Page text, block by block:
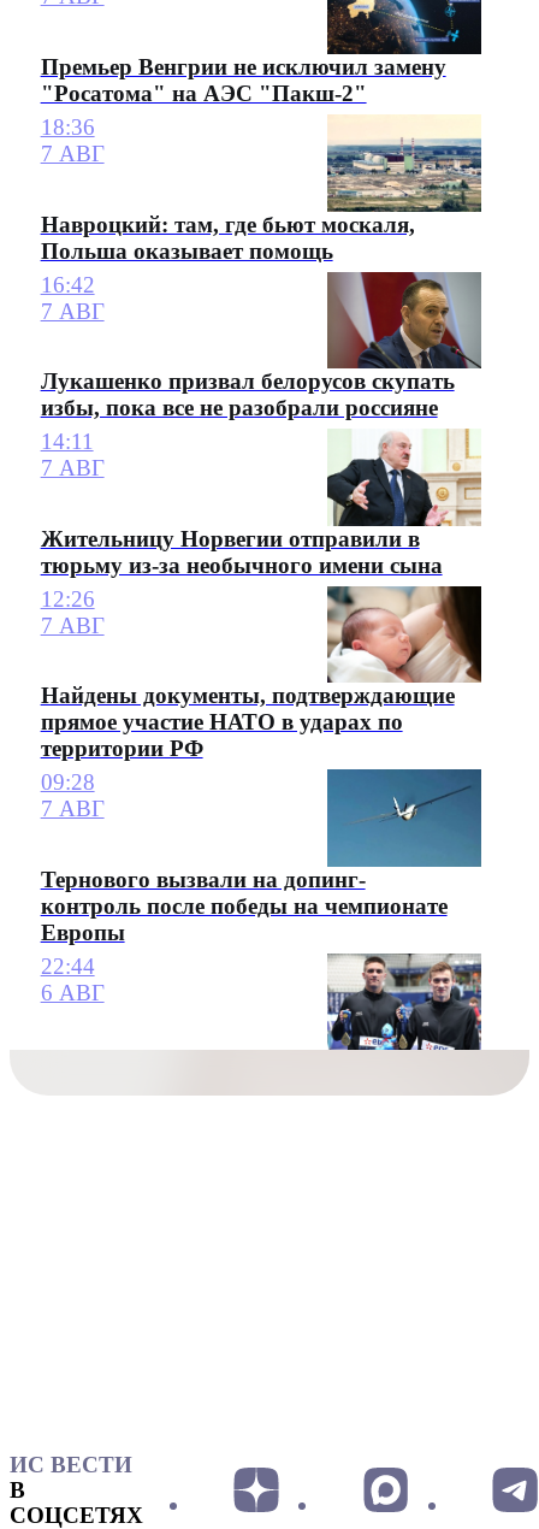
Премьер Венгрии не исключил замену
"Росатома" на АЭС "Пакш-2"
18:36
7 АВГ
Навроцкий: там, где бьют москаля,
Польша оказывает помощь
16:42
7 АВГ
Лукашенко призвал белорусов скупать
избы, пока все не разобрали россияне
14:11
7 АВГ
Жительницу Норвегии отправили в
тюрьму из-за необычного имени сына
12:26
7 АВГ
Найдены документы, подтверждающие
прямое участие НАТО в ударах по
территории РФ
09:28
7 АВГ
Тернового вызвали на допинг-
контроль после победы на чемпионате
Европы
22:44
6 АВГ
ИС ВЕСТИ
В
СОЦСЕТЯХ